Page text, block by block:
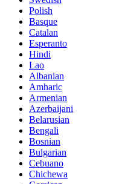
Polish
Basque
Catalan
Esperanto
Hindi
Lao
Albanian
Amharic
Armenian
Azerbaijani
Belarusian
Bengali
Bosnian
Bulgarian
Cebuano
Chichewa